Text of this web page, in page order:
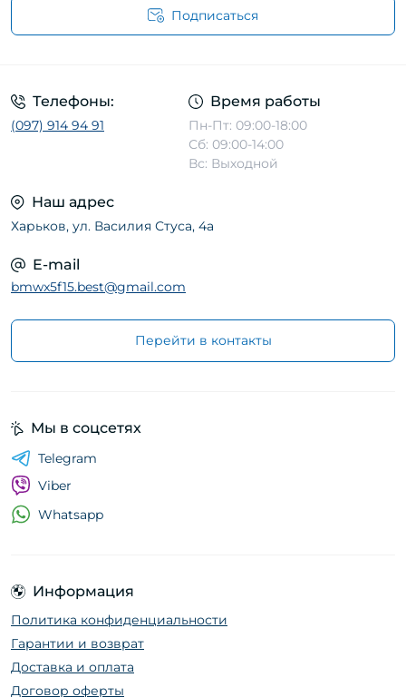
Подписаться
Телефоны:
(097) 914 94 91
Время работы
Пн-Пт: 09:00-18:00
Сб: 09:00-14:00
Вс: Выходной
Наш адрес
Харьков, ул. Василия Стуса, 4а
E-mail
bmwx5f15.best@gmail.com
Перейти в контакты
Информация
Политика конфиденциальности
Гарантии и возврат
Доставка и оплата
Договор оферты
Мы в соцсетях
Telegram
Viber
Whatsapp